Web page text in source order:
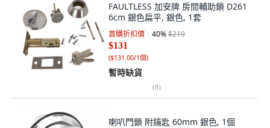
FAULTLESS 加安牌 房間輔助鎖 D261
6cm 銀色扁平, 銀色, 1套
首購折扣價 40%$219
$131
($131.00/1個)
暫時缺貨
(8)
喇叭門鎖 附鑰匙 60mm 銀色, 1個